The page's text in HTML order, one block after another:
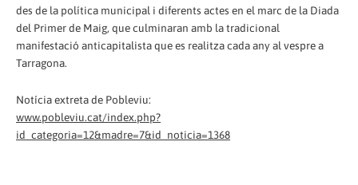
des de la política municipal i diferents actes en el marc de la Diada
del Primer de Maig, que culminaran amb la tradicional
manifestació anticapitalista que es realitza cada any al vespre a
Tarragona.
Notícia extreta de Pobleviu:
www.pobleviu.cat/index.php?
id_categoria=12&madre=7&id_noticia=1368